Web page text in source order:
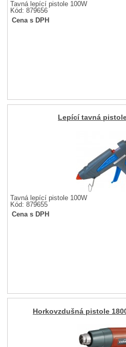
Tavná lepící pistole 100W
Kód: 879656
Cena s DPH
Lepící tavná
Tavná lepící pistole 100W
Kód: 879655
Cena s DPH
Horkovzdušná pistole